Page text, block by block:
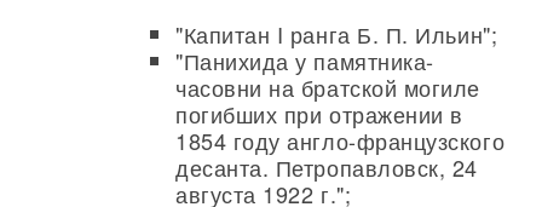
"Капитан I ранга Б. П. Ильин";
"Панихида у памятника-
часовни на братской могиле
погибших при отражении в
1854 году англо-французского
десанта. Петропавловск, 24
августа 1922 г.";